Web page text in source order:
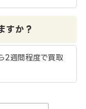
すか？
2週間程度で買取